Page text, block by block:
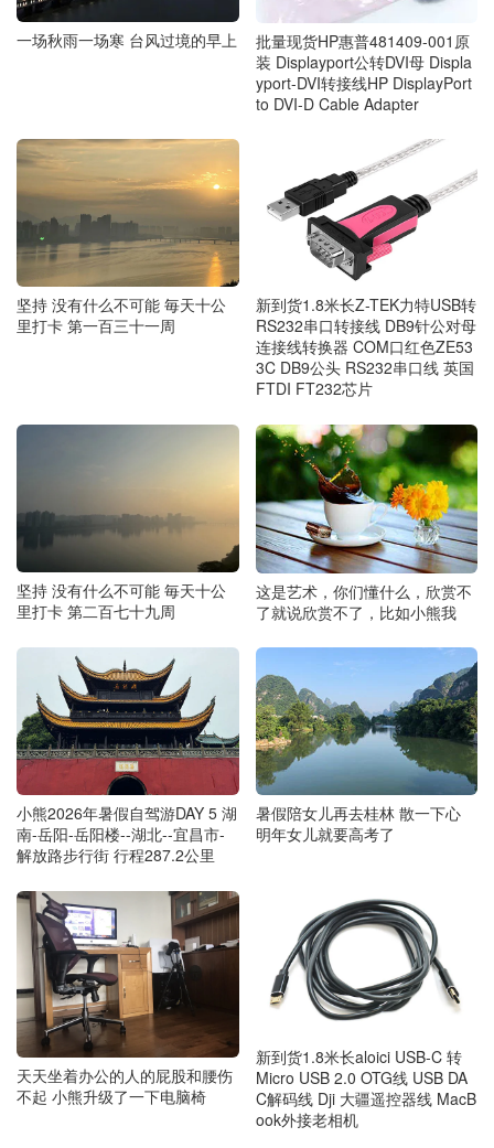
一场秋雨一场寒 台风过境的早上
批量现货HP惠普481409-001原
装 Displayport公转DVI母 Displa
yport-DVI转接线HP DisplayPort
to DVI-D Cable Adapter
坚持 没有什么不可能 毎天十公
里打卡 第一百三十一周
新到货1.8米长Z-TEK力特USB转
RS232串口转接线 DB9针公对母
连接线转换器 COM口红色ZE53
3C DB9公头 RS232串口线 英国
FTDI FT232芯片
坚持 没有什么不可能 毎天十公
里打卡 第二百七十九周
这是艺术，你们懂什么，欣赏不
了就说欣赏不了，比如小熊我
小熊2026年暑假自驾游DAY 5 湖
南-岳阳-岳阳楼--湖北--宜昌市-
解放路步行街 行程287.2公里
暑假陪女儿再去桂林 散一下心
明年女儿就要高考了
天天坐着办公的人的屁股和腰伤
不起 小熊升级了一下电脑椅
新到货1.8米长aloici USB-C 转
Micro USB 2.0 OTG线 USB DA
C解码线 Dji 大疆遥控器线 MacB
ook外接老相机